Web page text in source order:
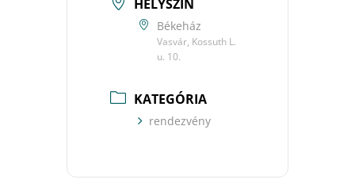
HELYSZÍN
Békeház
Vasvár, Kossuth L.
u. 10.
KATEGÓRIA
rendezvény